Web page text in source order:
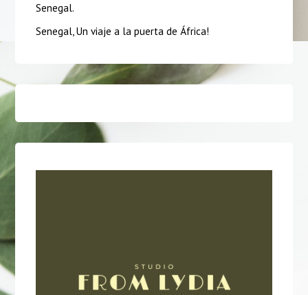
Senegal.
Senegal, Un viaje a la puerta de África!